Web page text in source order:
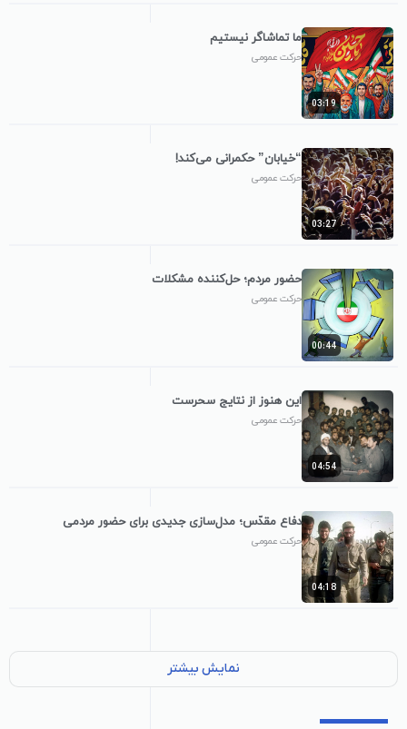
03:19
ما تماشاگر نیستیم
حرکت عمومی
03:27
“خیابان” حکمرانی می‌کند!
حرکت عمومی
00:44
حضور مردم؛ حل‌کننده مشکلات
حرکت عمومی
04:54
این هنوز از نتایج سحرست
حرکت عمومی
04:18
دفاع مقدّس؛ مدل‌سازی جدیدی برای حضور مردمی
حرکت عمومی
نمایش بیشتر